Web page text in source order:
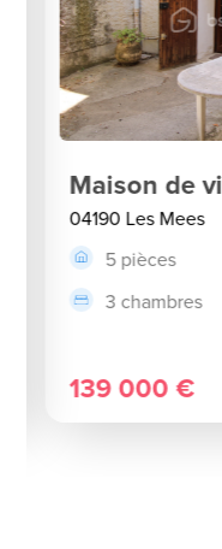
Maison de
04190 Les Mees
5 pièces
3 chambres
139 000 €